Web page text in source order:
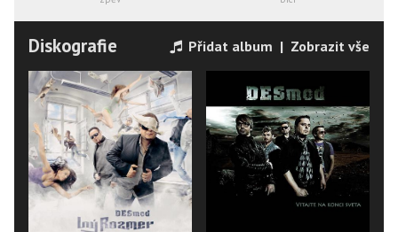
Diskografie Přidat album | Zobrazit vše